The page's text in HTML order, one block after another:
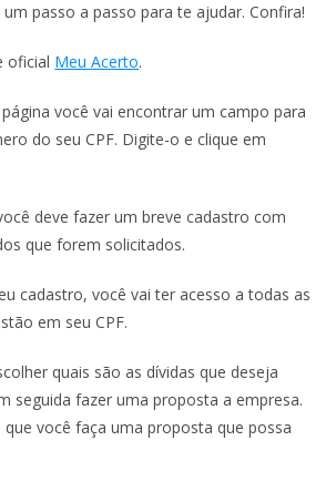
passo a passo para te ajudar. Confira!
oficial Meu Acerto.
você vai encontrar um campo para
do seu CPF. Digite-o e clique em
deve fazer um breve cadastro com
que forem solicitados.
cadastro, você vai ter acesso a todas as
em seu CPF.
quais são as dívidas que deseja
seguida fazer uma proposta a empresa.
que você faça uma proposta que possa